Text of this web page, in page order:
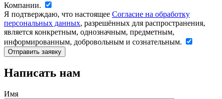
Компании.
Я подтверждаю, что настоящее Согласие на обработку
персональных данных, разрешённых для распространения,
является конкретным, однозначным, предметным,
информированным, добровольным и сознательным.
Написать нам
Имя